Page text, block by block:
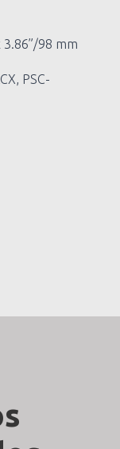
3.86”/98 mm
PSC-